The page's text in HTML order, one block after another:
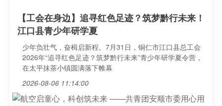
【工会在身边】追寻红色足迹？筑梦黔行未来！
江口县青少年研学夏
少年负壮气，奋楫启新程。7月31日，铜仁市江口县总工会
2026年“追寻红色足迹？筑梦黔行未来”青少年研学夏令营，
在太平抹茶小镇圆满落下帷幕
2026-08-06 11:14:00